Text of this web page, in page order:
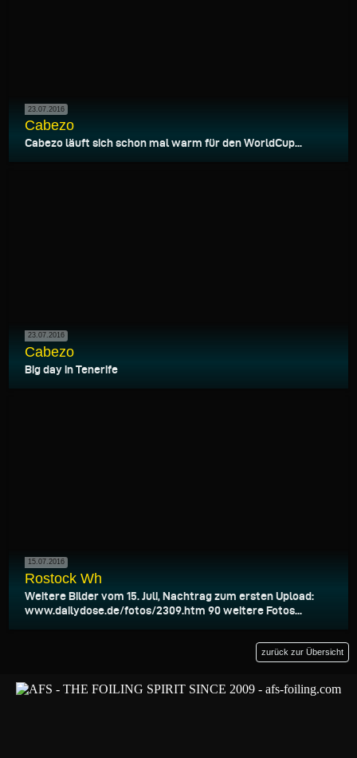
23.07.2016
Cabezo
Cabezo läuft sich schon mal warm für den WorldCup...
23.07.2016
Cabezo
Big day in Tenerife
15.07.2016
Rostock Wh
Weitere Bilder vom 15. Juli, Nachtrag zum ersten Upload:
www.dailydose.de/fotos/2309.htm 90 weitere Fotos...
zurück zur Übersicht